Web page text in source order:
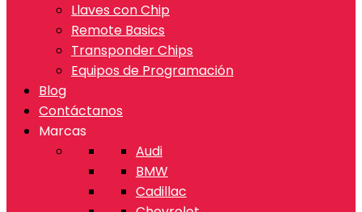
Llaves con Chip
Remote Basics
Transponder Chips
Equipos de Programación
Blog
Contáctanos
Marcas
Audi
BMW
Cadillac